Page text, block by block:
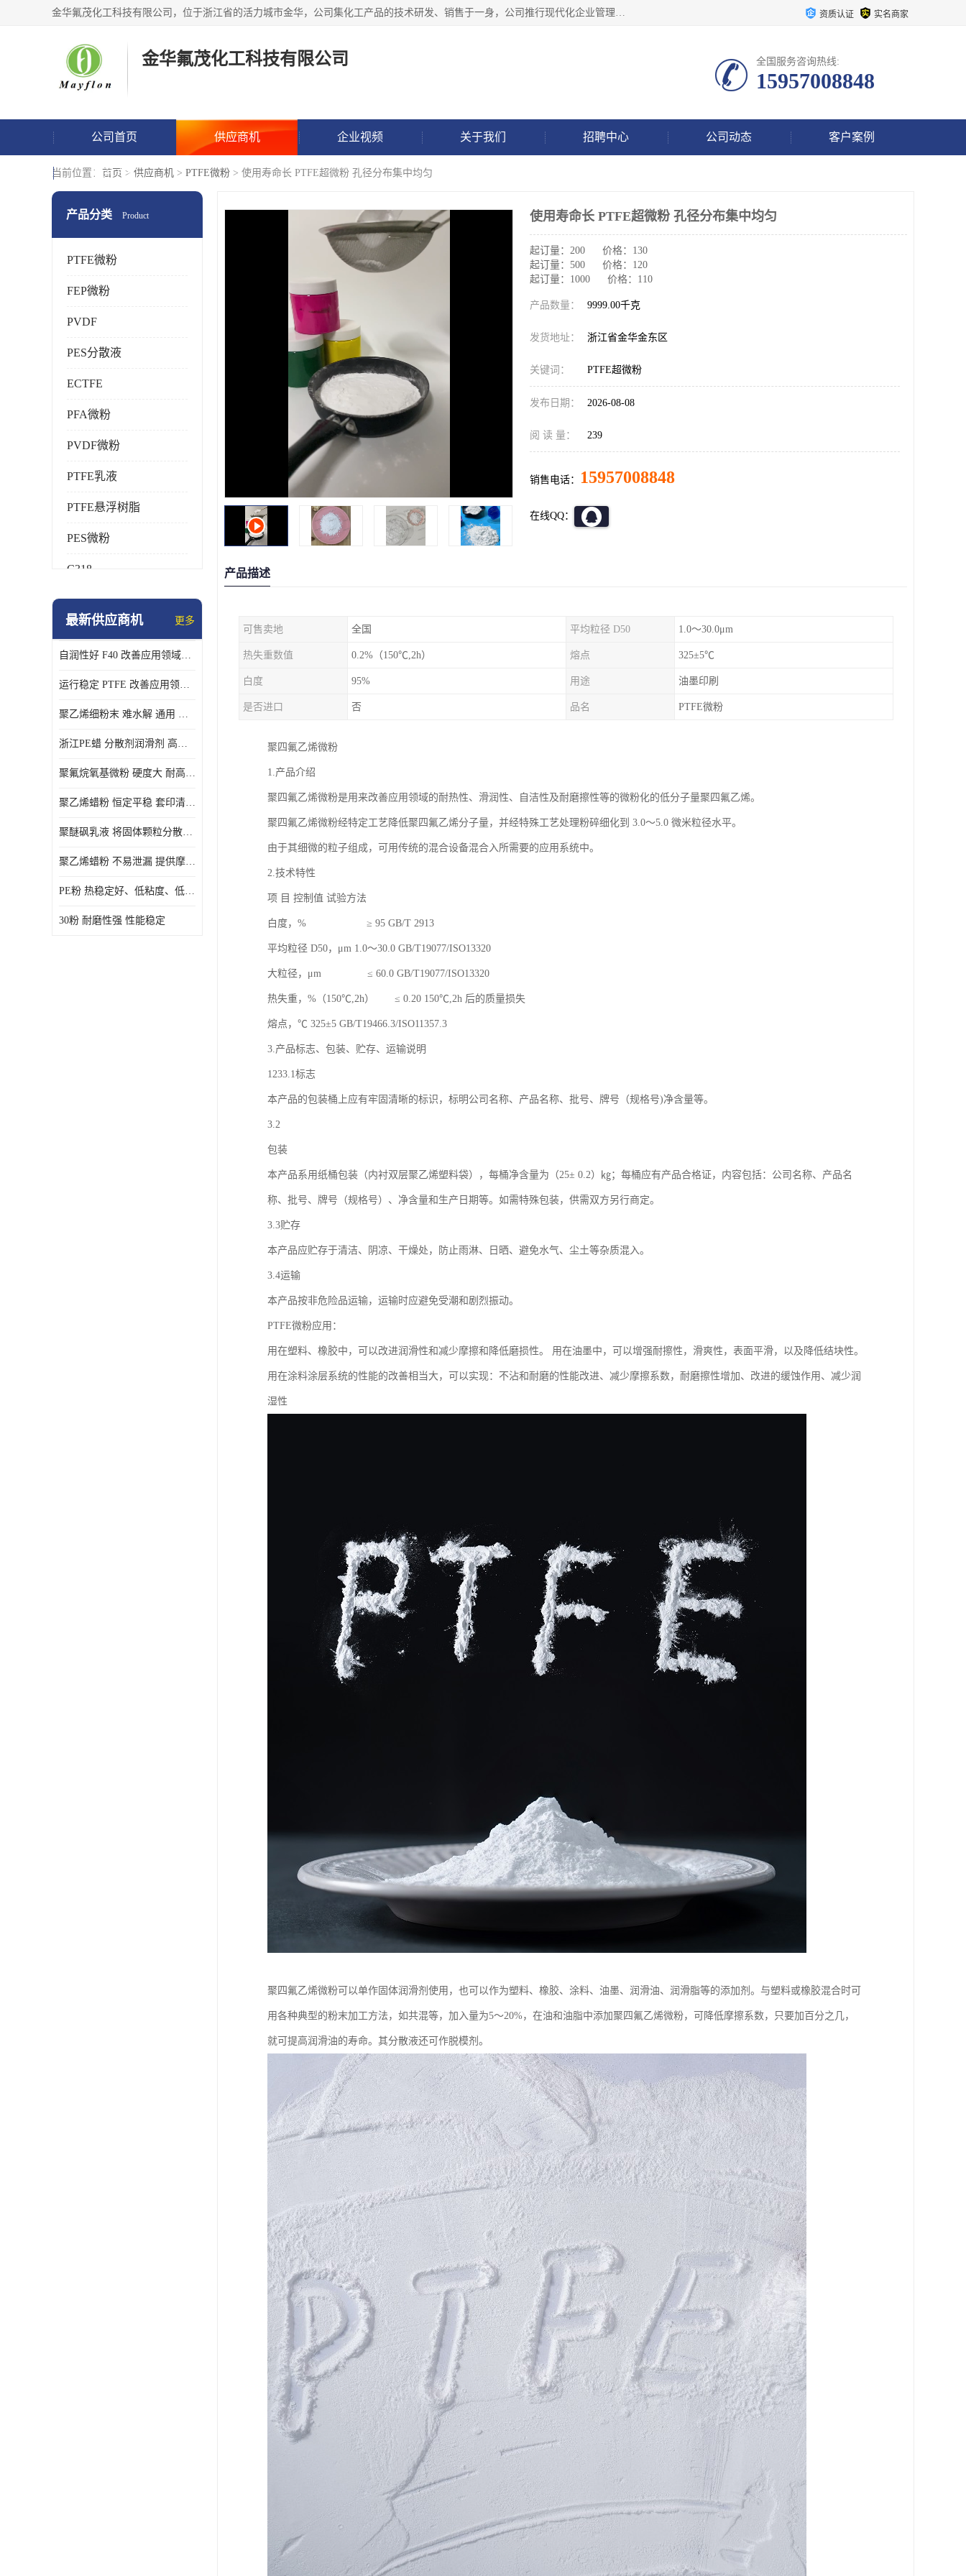
金华氟茂化工科技有限公司，位于浙江省的活力城市金华，公司集化工产品的技术研发、销售于一身，公司推行现代化企业管理理念，公司成立以来吸引了一批技术、业务、能力良好的科技人才，为多种产品的推广流通搭建良好的服务平台。我公司主要经营产品包括：PTFE微粉、FEP微粉、ECTFE、PES微粉等，这些产品由于具有、耐腐蚀、耐高温等性能而广泛应用于许多领域。 资质认证 实名商家
金华氟茂化工科技有限公司 全国服务咨询热线:
15957008848
公司首页 供应商机 企业视频 关于我们 招聘中心 公司动态 客户案例
联系方式
当前位置： 首页 > 供应商机 > PTFE微粉 > 使用寿命长 PTFE超微粉 孔径分布集中均匀
产品分类 Product
PTFE微粉
FEP微粉
PVDF
PES分散液
ECTFE
PFA微粉
PVDF微粉
PTFE乳液
PTFE悬浮树脂
PES微粉
C318
HFP
PE蜡粉
PE改性蜡粉
最新供应商机 更多
自润性好 F40 改善应用领域的耐热性 滑润性
运行稳定 PTFE 改善应用领域的耐热性 滑润性
聚乙烯细粉末 难水解 通用 氟茂
浙江PE蜡 分散剂润滑剂 高低熔点
聚氟烷氧基微粉 硬度大 耐高温性能好 良好的不粘性 功能性涂料
聚乙烯蜡粉 恒定平稳 套印清漆 无毒
聚醚砜乳液 将固体颗粒分散均匀 高分子聚合物 新的纳米涂层材料
聚乙烯蜡粉 不易泄漏 提供摩擦减少和润滑性能
PE粉 热稳定好、低粘度、低熔点
30粉 耐磨性强 性能稳定
使用寿命长 PTFE超微粉 孔径分布集中均匀
起订量：200 价格：130
起订量：500 价格：120
起订量：1000 价格：110
产品数量： 9999.00千克
发货地址： 浙江省金华金东区
关键词： PTFE超微粉
发布日期： 2026-08-08
阅 读 量： 239
销售电话： 15957008848
在线QQ：
产品描述
可售卖地 全国 平均粒径 D50 1.0～30.0μm
热失重数值 0.2%（150℃,2h） 熔点 325±5℃
白度 95% 用途 油墨印刷
是否进口 否 品名 PTFE微粉
聚四氟乙烯微粉
1.产品介绍
聚四氟乙烯微粉是用来改善应用领域的耐热性、滑润性、自洁性及耐磨擦性等的微粉化的低分子量聚四氟乙烯。
聚四氟乙烯微粉经特定工艺降低聚四氟乙烯分子量，并经特殊工艺处理粉碎细化到 3.0～5.0 微米粒径水平。
由于其细微的粒子组成，可用传统的混合设备混合入所需要的应用系统中。
2.技术特性
项 目 控制值 试验方法
白度，% ≥ 95 GB/T 2913
平均粒径 D50，μm 1.0～30.0 GB/T19077/ISO13320
大粒径，μm ≤ 60.0 GB/T19077/ISO13320
热失重，%（150℃,2h） ≤ 0.20 150℃,2h 后的质量损失
熔点，℃ 325±5 GB/T19466.3/ISO11357.3
3.产品标志、包装、贮存、运输说明
1233.1标志
本产品的包装桶上应有牢固清晰的标识，标明公司名称、产品名称、批号、牌号（规格号)净含量等。
3.2
包装
本产品系用纸桶包装（内衬双层聚乙烯塑料袋），每桶净含量为（25± 0.2）㎏；每桶应有产品合格证，内容包括：公司名称、产品名
称、批号、牌号（规格号）、净含量和生产日期等。如需特殊包装，供需双方另行商定。
3.3贮存
本产品应贮存于清洁、阴凉、干燥处，防止雨淋、日晒、避免水气、尘土等杂质混入。
3.4运输
本产品按非危险品运输，运输时应避免受潮和剧烈振动。
PTFE微粉应用：
用在塑料、橡胶中，可以改进润滑性和减少摩擦和降低磨损性。 用在油墨中，可以增强耐擦性，滑爽性，表面平滑，以及降低结块性。
用在涂料涂层系统的性能的改善相当大，可以实现：不沾和耐磨的性能改进、减少摩擦系数，耐磨擦性增加、改进的缓蚀作用、减少润
湿性
聚四氟乙烯微粉可以单作固体润滑剂使用，也可以作为塑料、橡胶、涂料、油墨、润滑油、润滑脂等的添加剂。与塑料或橡胶混合时可
用各种典型的粉末加工方法，如共混等，加入量为5～20%，在油和油脂中添加聚四氟乙烯微粉，可降低摩擦系数，只要加百分之几，
就可提高润滑油的寿命。其分散液还可作脱模剂。